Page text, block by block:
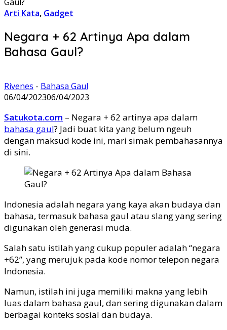
Arti Kata, Gadget
Negara + 62 Artinya Apa dalam
Bahasa Gaul?
Rivenes - Bahasa Gaul
06/04/202306/04/2023
Satukota.com – Negara + 62 artinya apa dalam
bahasa gaul? Jadi buat kita yang belum ngeuh
dengan maksud kode ini, mari simak pembahasannya
di sini.
Indonesia adalah negara yang kaya akan budaya dan
bahasa, termasuk bahasa gaul atau slang yang sering
digunakan oleh generasi muda.
Salah satu istilah yang cukup populer adalah “negara
+62”, yang merujuk pada kode nomor telepon negara
Indonesia.
Namun, istilah ini juga memiliki makna yang lebih
luas dalam bahasa gaul, dan sering digunakan dalam
berbagai konteks sosial dan budaya.